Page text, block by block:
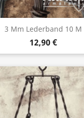
3 Mm Lederband 10 M
12,90 €